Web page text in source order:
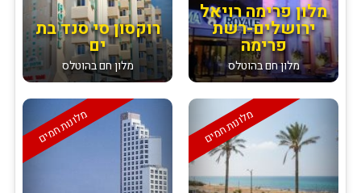
רוקסון סי סנד בת
ים
מלון חם בהוטלס
מלון פרימה רויאל
ירושלים-רשת
פרימה
מלון חם בהוטלס
מלונות חמים מלונות חמים